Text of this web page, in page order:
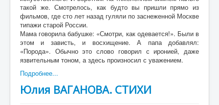
такой же. Смотрелось, как будто вы пришли прямо из
фильмов, где сто лет назад гуляли по заснеженной Москве
типажи старой России.
Мама говорила бабушке: «Смотри, как одевается!». Были в
этом и зависть, и восхищение. А папа добавлял:
«Порода». Обычно это слово говорил с иронией, даже
язвительным тоном, а здесь произносил с уважением.
Подробнее...
Юлия ВАГАНОВА. СТИХИ